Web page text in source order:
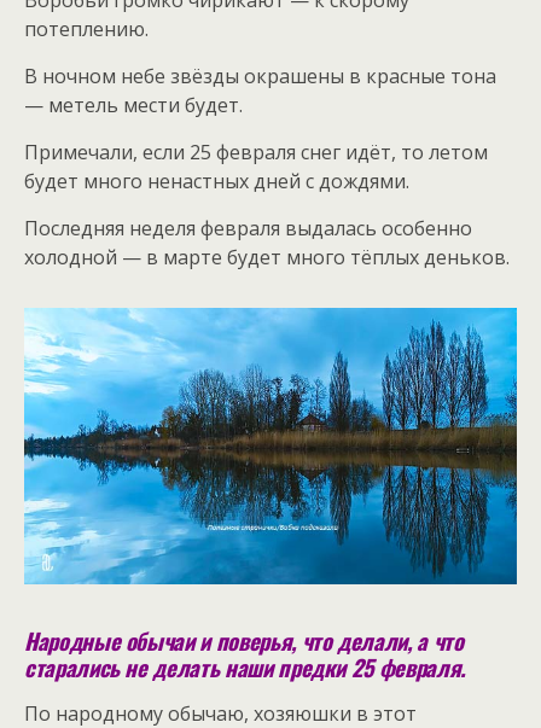
потеплению.
В ночном небе звёзды окрашены в красные тона
— метель мести будет.
Примечали, если 25 февраля снег идёт, то летом
будет много ненастных дней с дождями.
Последняя неделя февраля выдалась особенно
холодной — в марте будет много тёплых деньков.
Народные обычаи и поверья, что делали, а что
старались не делать наши предки 25 февраля.
По народному обычаю, хозяюшки в этот